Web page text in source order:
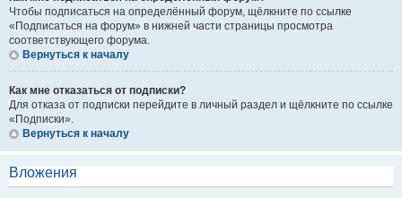
Чтобы подписаться на определённый форум, щёлкните по ссылке
«Подписаться на форум» в нижней части страницы просмотра
соответствующего форума.
Вернуться к началу
Как мне отказаться от подписки?
Для отказа от подписки перейдите в личный раздел и щёлкните по ссылке
«Подписки».
Вернуться к началу
Вложения